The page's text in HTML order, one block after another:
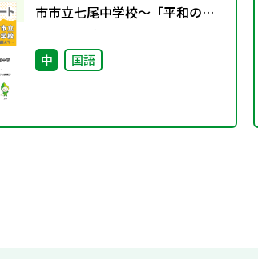
市市立七尾中学校～「平和のバ
トン」を読んで～
中 国語